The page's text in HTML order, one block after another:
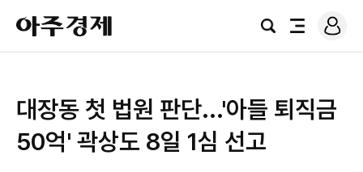
아
주
경
검
전
로
그
대장동 첫 법원 판단...'아들 퇴직금
50억' 곽상도 8일 1심 선고